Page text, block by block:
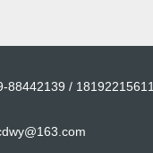
88442139 / 18192215611